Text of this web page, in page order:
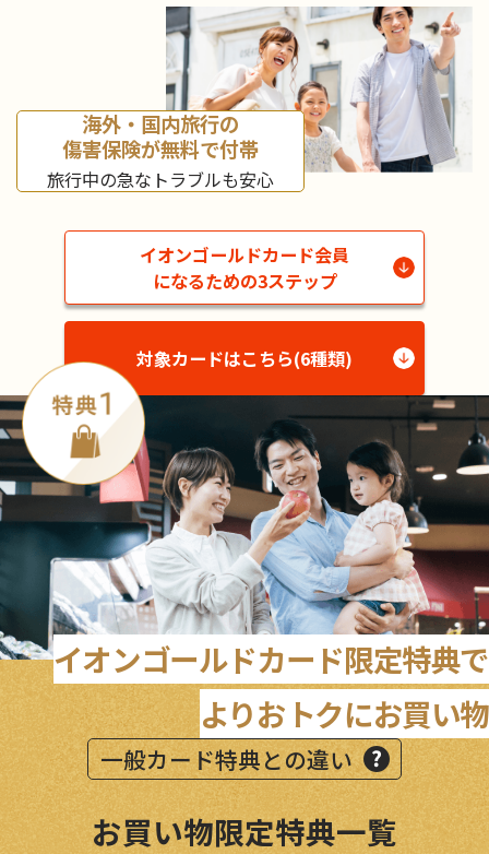
海外・国内旅行の
傷害保険が無料で付帯
旅行中の急なトラブルも安心
イオンゴールドカード会員
になるための3ステップ
対象カードはこちら(6種類)
イオンゴールドカード限定特典で
よりおトクにお買い物
一般カード特典との違い
お買い物限定特典一覧